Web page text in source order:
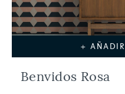
+
Benvidos Rosa